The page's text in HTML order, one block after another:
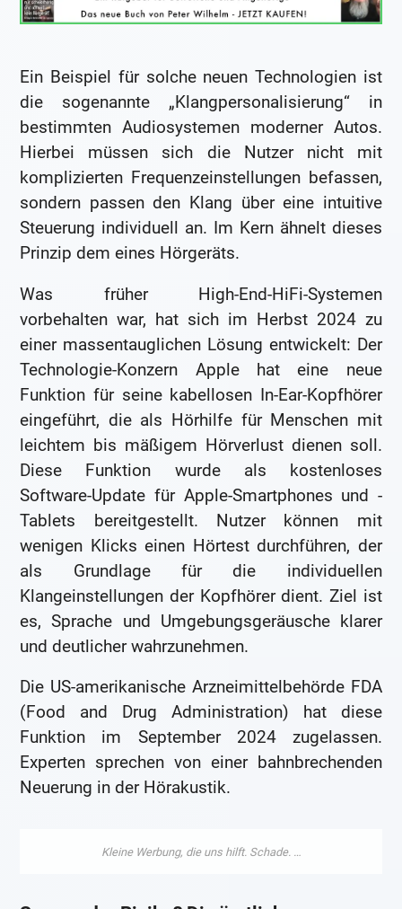
Ein Beispiel für solche neuen Technologien ist
die sogenannte „Klangpersonalisierung“ in
bestimmten Audiosystemen moderner Autos.
Hierbei müssen sich die Nutzer nicht mit
komplizierten Frequenzeinstellungen befassen,
sondern passen den Klang über eine intuitive
Steuerung individuell an. Im Kern ähnelt dieses
Prinzip dem eines Hörgeräts.
Was früher High-End-HiFi-Systemen
vorbehalten war, hat sich im Herbst 2024 zu
einer massentauglichen Lösung entwickelt: Der
Technologie-Konzern Apple hat eine neue
Funktion für seine kabellosen In-Ear-Kopfhörer
eingeführt, die als Hörhilfe für Menschen mit
leichtem bis mäßigem Hörverlust dienen soll.
Diese Funktion wurde als kostenloses
Software-Update für Apple-Smartphones und -
Tablets bereitgestellt. Nutzer können mit
wenigen Klicks einen Hörtest durchführen, der
als Grundlage für die individuellen
Klangeinstellungen der Kopfhörer dient. Ziel ist
es, Sprache und Umgebungsgeräusche klarer
und deutlicher wahrzunehmen.
Die US-amerikanische Arzneimittelbehörde FDA
(Food and Drug Administration) hat diese
Funktion im September 2024 zugelassen.
Experten sprechen von einer bahnbrechenden
Neuerung in der Hörakustik.